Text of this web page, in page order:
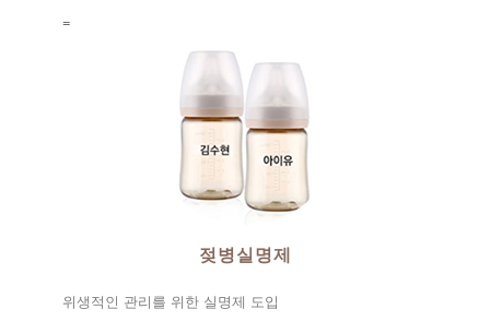
=
젖병실명제
위생적인 관리를 위한 실명제 도입